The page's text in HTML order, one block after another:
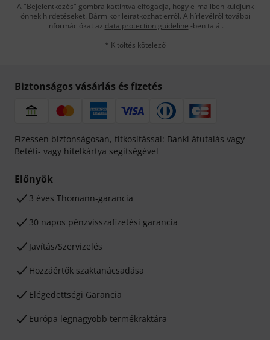
A "Bejelentkezés" gombra kattintva elfogadja, hogy e-mailben küldjünk
önnek hirdetéseket. Bármikor leiratkozhat erről. A hírlevélről további
információkat az data protection guideline -ben talál.
* Kitöltés kötelező
Biztonságos vásárlás és fizetés
Fizessen biztonságosan, titkosítással: Banki átutalás vagy
Betéti- vagy hitelkártya segítségével
Előnyök
3 éves Thomann-garancia
30 napos pénzvisszafizetési garancia
Javítás/Szervizelés
Hozzáértők szaktanácsadása
Elégedettségi Garancia
Európa legnagyobb termékraktára